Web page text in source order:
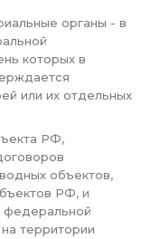
органы - в
которых в
или их отдельных
РФ,
объектов,
РФ, и
федеральной
территории